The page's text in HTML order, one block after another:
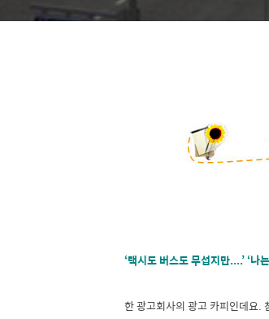
‘택시도 버스도 무섭지만....’ ‘나
한 광고회사의 광고 카피인데요.